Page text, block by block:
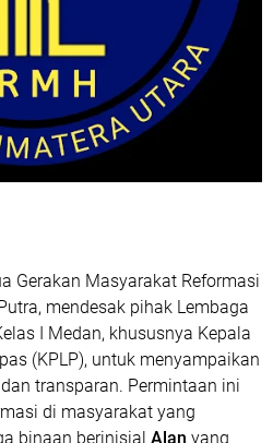
Gerakan Masyarakat Reformasi
mendesak pihak Lembaga
I Medan, khususnya Kepala
(KPLP), untuk menyampaikan
transparan. Permintaan ini
di masyarakat yang
binaan berinisial Alan yang